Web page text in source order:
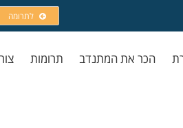
לתרומה
הכר את המתנדב תרומות